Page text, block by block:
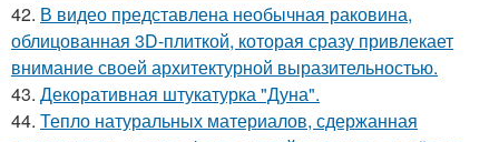
42. В видео представлена необычная раковина,
облицованная 3D-плиткой, которая сразу привлекает
внимание своей архитектурной выразительностью.
43. Декоративная штукатурка "Дуна".
44. Тепло натуральных материалов, сдержанная